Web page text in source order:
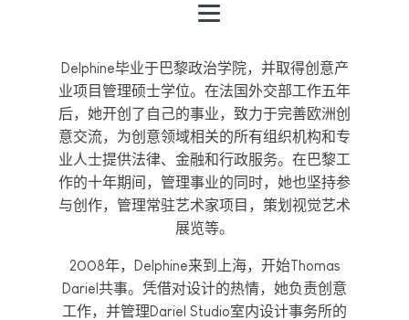
Delphine毕业于巴黎政治学院，并取得创意产
业项目管理硕士学位。在法国外交部工作五年
后，她开创了自己的事业，致力于完善欧洲创
意交流，为创意领域相关的所有组织机构和专
业人士提供法律、金融和行政服务。在巴黎工
作的十年期间，管理事业的同时，她也坚持参
与创作，管理常驻艺术家项目，策划视觉艺术
展览等。
2008年，Delphine来到上海，开始Thomas
Dariel共事。凭借对设计的热情，她负责创意
工作，并管理Dariel Studio室内设计事务所的